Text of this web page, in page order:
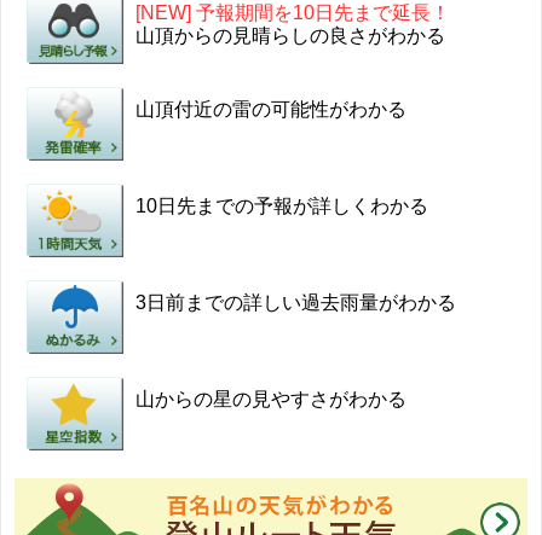
[NEW] 予報期間を10日先まで延長！
山頂からの見晴らしの良さがわかる
山頂付近の雷の可能性がわかる
10日先までの予報が詳しくわかる
3日前までの詳しい過去雨量がわかる
山からの星の見やすさがわかる